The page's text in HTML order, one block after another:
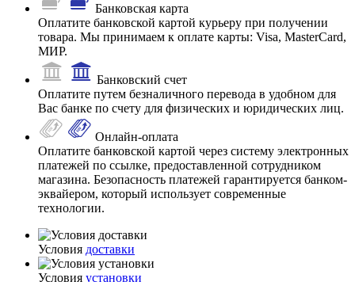
Банковская карта
Оплатите банковской картой курьеру при получении
товара. Мы принимаем к оплате карты: Visa, MasterCard,
МИР.
Банковский счет
Оплатите путем безналичного перевода в удобном для
Вас банке по счету для физических и юридических лиц.
Онлайн-оплата
Оплатите банковской картой через систему электронных
платежей по ссылке, предоставленной сотрудником
магазина. Безопасность платежей гарантируется банком-
эквайером, который использует современные
технологии.
Условия доставки
Условия установки